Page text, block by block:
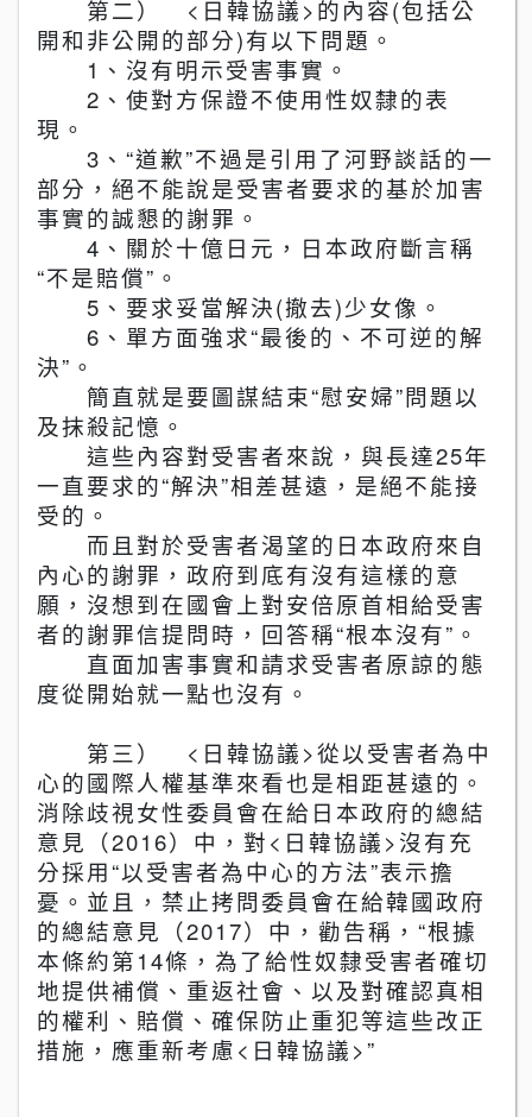
第二） < 日韓協議>的內容(包括公
開和非公開的部分)有以下問題。
1 、沒有明示受害事實。
2 、使對方保證不使用性奴隸的表
現。
3 、 “道歉”不過是引用了河野談話的一
部分， 絕不能說是受害者要求的基於加害
事實的誠懇的謝罪 。
4 、關於十億日元，日本政府斷言稱
“不是賠償” 。
5 、要求妥當解決(撤去)少女像。
6 、單方面強求“最後的、不可逆的解
決” 。
簡直就是要圖謀結束“慰安婦”問題以
及抹殺記憶。
這些內容對受害者來說 ，與長達25年
一直要求的“解決”相差甚遠，是絕不能接
受的 。
而且對於受害者渴望的日本政府來自
內心的謝罪，政府到底有沒有這樣的意
願，沒想到在國會上對安倍原首相給受害
者的謝罪信提問時，回答稱“根本沒有” 。
直面加害事實和請求受害者原諒的態
度從開始就一點也沒有。
第三） < 日韓協議>從以受害者為中
心的國際人權基準來看也是相距甚遠的。
消除歧視女性委員會在給日本政府的總結
意見（2016）中，對< 日韓協議>沒有充
分採用“以受害者為中心的方法”表示擔
憂。並且 ， 禁止拷問委員會在給韓國政府
的總結意見（2017）中，勸告稱， “根據
本條約第14條，為了給性奴隸受害者確切
地提供補償、重返社會、以及對確認真相
的權利、賠償、確保防止重犯等這些改正
措施，應重新考慮< 日韓協議>”